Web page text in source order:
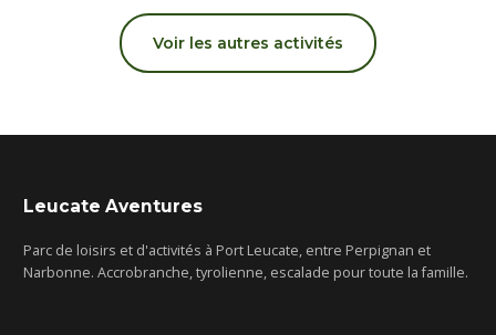
Voir les autres activités
Leucate Aventures
Parc de loisirs et d'activités à Port Leucate, entre Perpignan et
Narbonne. Accrobranche, tyrolienne, escalade pour toute la famille.